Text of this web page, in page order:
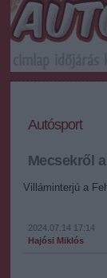
Autósport
Mecsekről
Villáminterjú a
2024.07.14 17:14
Hajósi Miklós